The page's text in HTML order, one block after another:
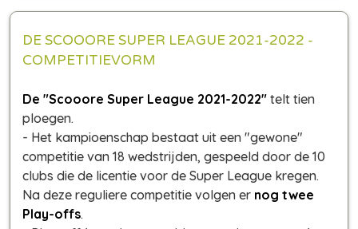
DE SCOOORE SUPER LEAGUE 2021-2022 -
COMPETITIEVORM
De "Scooore Super League 2021-2022" telt tien
ploegen.
- Het kampioenschap bestaat uit een "gewone"
competitie van 18 wedstrijden, gespeeld door de 10
clubs die de licentie voor de Super League kregen.
Na deze reguliere competitie volgen er nog twee
Play-offs.